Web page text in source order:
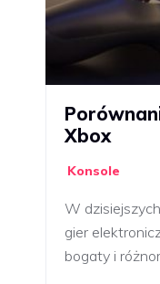
Xbox
Konsole
W
gier
bogaty i